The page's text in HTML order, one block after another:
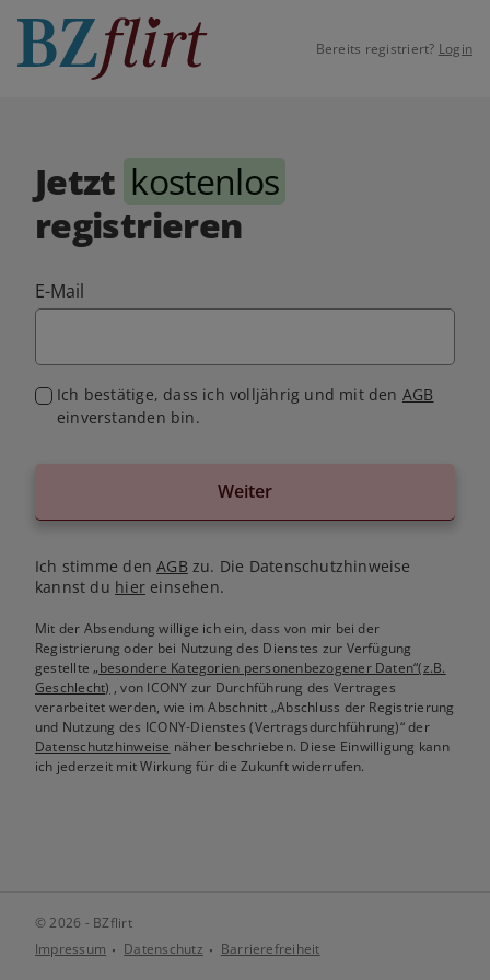
Bereits registriert? Login
Jetzt kostenlos
registrieren
E-Mail
Ich bestätige, dass ich volljährig und mit den AGB
einverstanden bin.
Weiter
Ich stimme denAGB zu. Die Datenschutzhinweise
kannst du hiereinsehen.
Mit der Absendung willige ich ein, dass von mir bei der
Registrierung oder bei Nutzung des Dienstes zur Verfügung
gestellte„besondere Kategorien personenbezogener Daten“(z.B.
Geschlecht) , von ICONY zur Durchführung des Vertrages
verarbeitet werden, wie im Abschnitt „Abschluss der Registrierung
und Nutzung des ICONY-Dienstes (Vertragsdurchführung)“ der
Datenschutzhinweise näher beschrieben. Diese Einwilligung kann
ich jederzeit mit Wirkung für die Zukunft widerrufen.
© 2026 - BZflirt
Impressum
Datenschutz Barrierefreiheit